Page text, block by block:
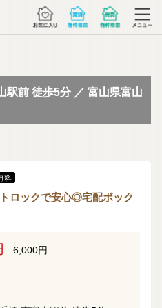
駅前 徒歩5分 ／ 富山県富山
料
ロックで安心◎宅配ボック
6,000円